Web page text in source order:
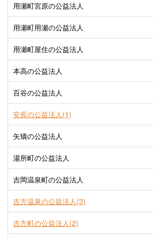
用瀬町宮原の公益法人
用瀬町用瀬の公益法人
用瀬町屋住の公益法人
本高の公益法人
百谷の公益法人
安長の公益法人(1)
矢矯の公益法人
湯所町の公益法人
吉岡温泉町の公益法人
吉方温泉の公益法人(3)
吉方町の公益法人(2)